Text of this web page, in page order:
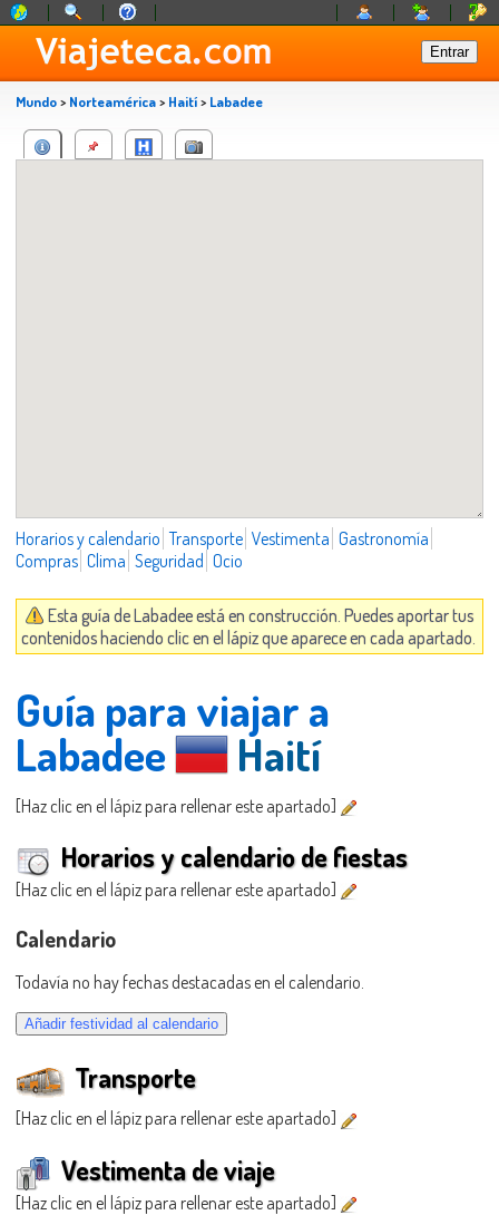
Mundo> Norteamérica> Haití> Labadee
Horarios y calendario Transporte Vestimenta Gastronomía
Compras Clima Seguridad Ocio
Esta guía de Labadee está en construcción. Puedes aportar tus
contenidos haciendo clic en el lápiz que aparece en cada apartado.
Guía para viajar a
Labadee
Haití
[Haz clic en el lápiz para rellenar este apartado]
Horarios y calendario de fiestas
[Haz clic en el lápiz para rellenar este apartado]
Calendario
Todavía no hay fechas destacadas en el calendario.
Transporte
[Haz clic en el lápiz para rellenar este apartado]
Vestimenta de viaje
[Haz clic en el lápiz para rellenar este apartado]